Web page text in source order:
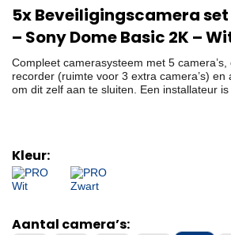
5x Beveiligingscamera
– Sony Dome Basic 2K –
Compleet camerasysteem met 5
recorder (ruimte voor 3 extra camera’s) en
om dit zelf aan te sluiten. Een installateur
Kleur:
Aantal camera’s: